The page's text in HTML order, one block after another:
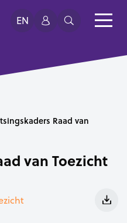
EN
Raad van
van Toezicht